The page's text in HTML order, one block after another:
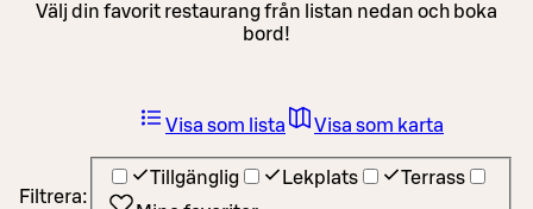
Välj din favorit restaurang från listan nedan och boka
bord!
Filtrera:
Tillgänglig Lekplats
Terrass
Visa som lista Visa som karta